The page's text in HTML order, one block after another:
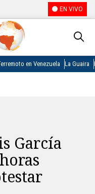
EN VIVO
en Venezuela La Guaira
García